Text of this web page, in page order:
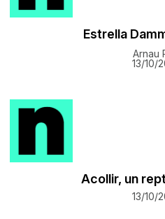
Estrella
Arnau
13/10/
Acollir, un
13/10/